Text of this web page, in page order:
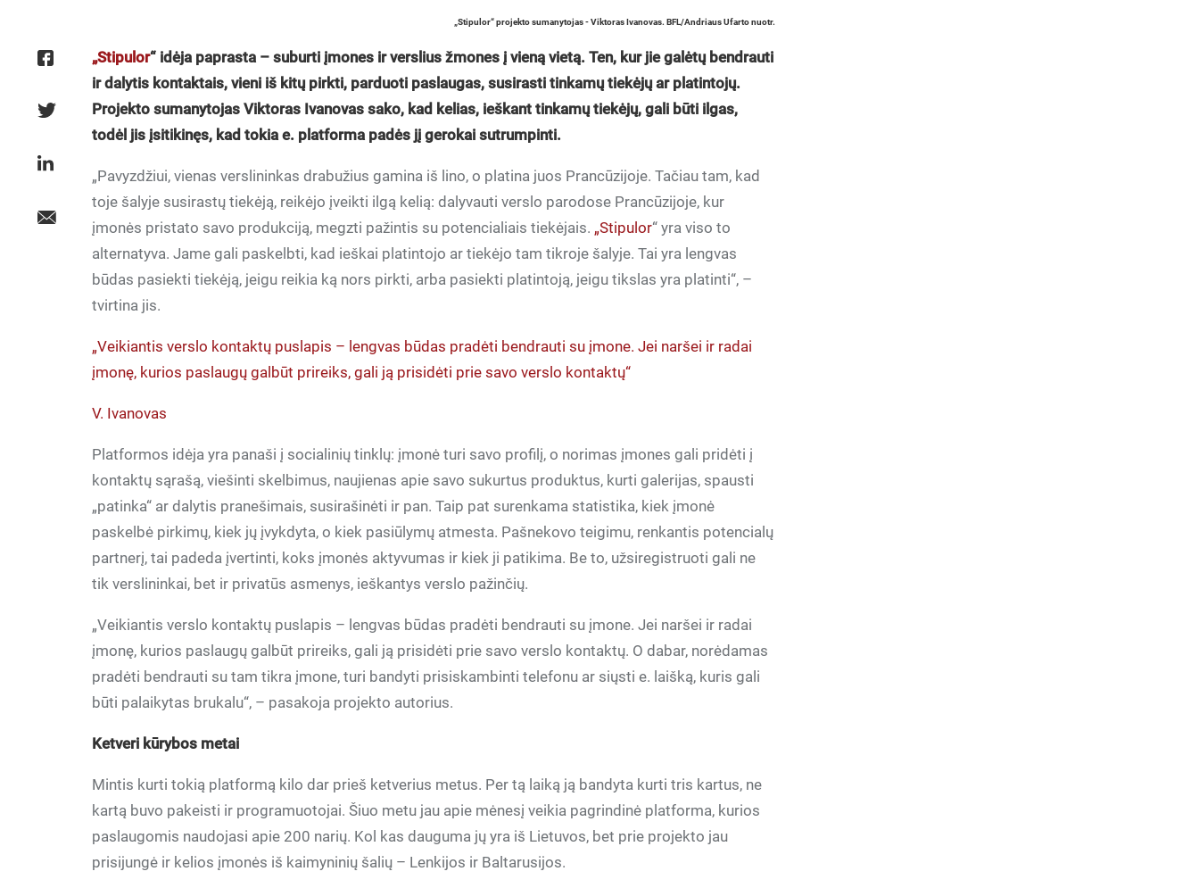
„Stipulor“ projekto sumanytojas - Viktoras Ivanovas. BFL/Andriaus Ufarto nuotr.
„Stipulor“ idėja paprasta – suburti įmones ir verslius žmones į vieną vietą. Ten, kur jie galėtų bendrauti
ir dalytis kontaktais, vieni iš kitų pirkti, parduoti paslaugas, susirasti tinkamų tiekėjų ar platintojų.
Projekto sumanytojas Viktoras Ivanovas sako, kad kelias, ieškant tinkamų tiekėjų, gali būti ilgas,
todėl jis įsitikinęs, kad tokia e. platforma padės jį gerokai sutrumpinti.
„Pavyzdžiui, vienas verslininkas drabužius gamina iš lino, o platina juos Prancūzijoje. Tačiau tam, kad
toje šalyje susirastų tiekėją, reikėjo įveikti ilgą kelią: dalyvauti verslo parodose Prancūzijoje, kur
įmonės pristato savo produkciją, megzti pažintis su potencialiais tiekėjais. „Stipulor“ yra viso to
alternatyva. Jame gali paskelbti, kad ieškai platintojo ar tiekėjo tam tikroje šalyje. Tai yra lengvas
būdas pasiekti tiekėją, jeigu reikia ką nors pirkti, arba pasiekti platintoją, jeigu tikslas yra platinti“, –
tvirtina jis.
„Veikiantis verslo kontaktų puslapis – lengvas būdas pradėti bendrauti su įmone. Jei naršei ir radai
įmonę, kurios paslaugų galbūt prireiks, gali ją prisidėti prie savo verslo kontaktų“
V. Ivanovas
Platformos idėja yra panaši į socialinių tinklų: įmonė turi savo profilį, o norimas įmones gali pridėti į
kontaktų sąrašą, viešinti skelbimus, naujienas apie savo sukurtus produktus, kurti galerijas, spausti
„patinka“ ar dalytis pranešimais, susirašinėti ir pan. Taip pat surenkama statistika, kiek įmonė
paskelbė pirkimų, kiek jų įvykdyta, o kiek pasiūlymų atmesta. Pašnekovo teigimu, renkantis potencialų
partnerį, tai padeda įvertinti, koks įmonės aktyvumas ir kiek ji patikima. Be to, užsiregistruoti gali ne
tik verslininkai, bet ir privatūs asmenys, ieškantys verslo pažinčių.
„Veikiantis verslo kontaktų puslapis – lengvas būdas pradėti bendrauti su įmone. Jei naršei ir radai
įmonę, kurios paslaugų galbūt prireiks, gali ją prisidėti prie savo verslo kontaktų. O dabar, norėdamas
pradėti bendrauti su tam tikra įmone, turi bandyti prisiskambinti telefonu ar siųsti e. laišką, kuris gali
būti palaikytas brukalu“, – pasakoja projekto autorius.
Ketveri kūrybos metai
Mintis kurti tokią platformą kilo dar prieš ketverius metus. Per tą laiką ją bandyta kurti tris kartus, ne
kartą buvo pakeisti ir programuotojai. Šiuo metu jau apie mėnesį veikia pagrindinė platforma, kurios
paslaugomis naudojasi apie 200 narių. Kol kas dauguma jų yra iš Lietuvos, bet prie projekto jau
prisijungė ir kelios įmonės iš kaimyninių šalių – Lenkijos ir Baltarusijos.